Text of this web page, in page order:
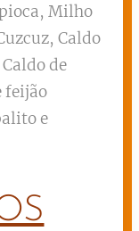
Milho
Caldo
de
feijão
e